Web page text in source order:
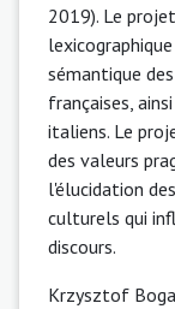
2019). Le
sémantique
françaises,
italiens. Le
des valeurs
l'élucidation
culturels qui
discours.
Krzysztof